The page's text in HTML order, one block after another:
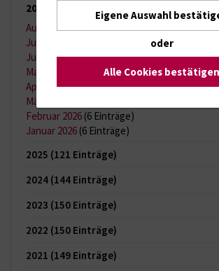
2026
(65 Einträge)
August 2026(2 Einträge)
Juli 2026
Juni 2026(13 Einträge)
Mai 2026
(9 Einträge)
April 2026(11 Einträge)
März 2026
Februar 2026 (6 Einträge)
Januar 2026 (6 Einträge)
2025 (121 Einträge)
2024 (144 Einträge)
2023 (150 Einträge)
2022 (150 Einträge)
2021 (149 Einträge)
Eigene Auswahl
oder
Alle Cookies bestätigen